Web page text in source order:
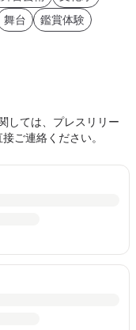
舞台 鑑賞体験
しては、プレスリリー
ご連絡ください。